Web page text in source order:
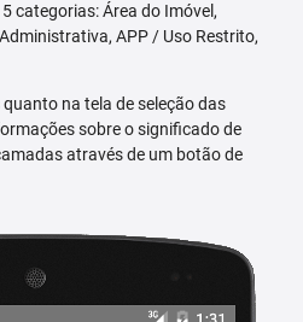
categorias: Área do Imóvel,
APP / Uso Restrito,
na tela de seleção das
sobre o significado de
através de um botão de